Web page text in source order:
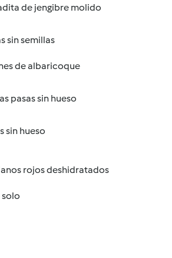
de jengibre molido
sin semillas
de albaricoque
pasas sin hueso
sin hueso
rojos deshidratados
solo